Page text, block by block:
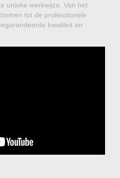
unieke werkwijze. Van het
tot de professionele
kwaliteit en